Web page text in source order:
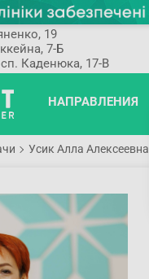
19
7-Б
Каденюка, 17-В
НАПРАВЛЕНИЯ
Усик Алла Алексеевна